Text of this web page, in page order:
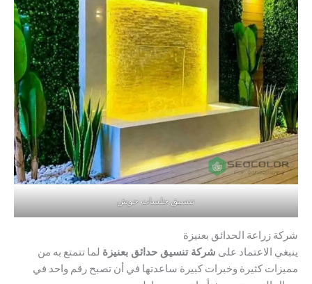
تنسيق جلسات حوش
شركة زراعة الحدائق بعنيزة
ينبغي الاعتماد على شركة تنسيق حدائق بعنيزة لما تتمتع به من
مميزات كثيرة وخبرات كبيرة ساعدتها في أن تصبح رقم واحد في